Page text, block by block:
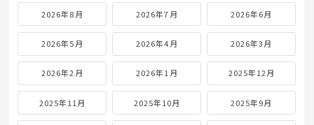
2026年8月 2026年7月 2026年6月
2026年5月 2026年4月 2026年3月
2026年2月 2026年1月 2025年12月
2025年11月 2025年10月 2025年9月